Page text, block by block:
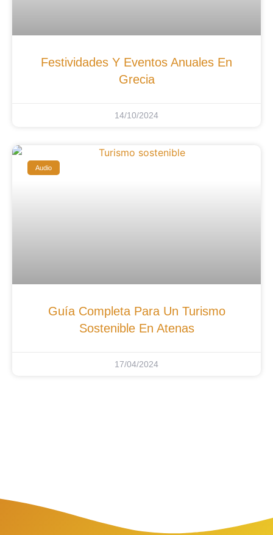
Festividades Y Eventos Anuales En
Grecia
14/10/2024
Audio
Guía Completa Para Un Turismo
Sostenible En Atenas
17/04/2024